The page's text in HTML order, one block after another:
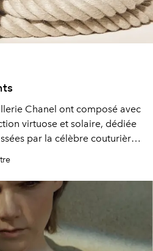
Chanel ont composé avec
virtuose et solaire, dédiée
par la célèbre couturière
La Pausa. Attention, chef-